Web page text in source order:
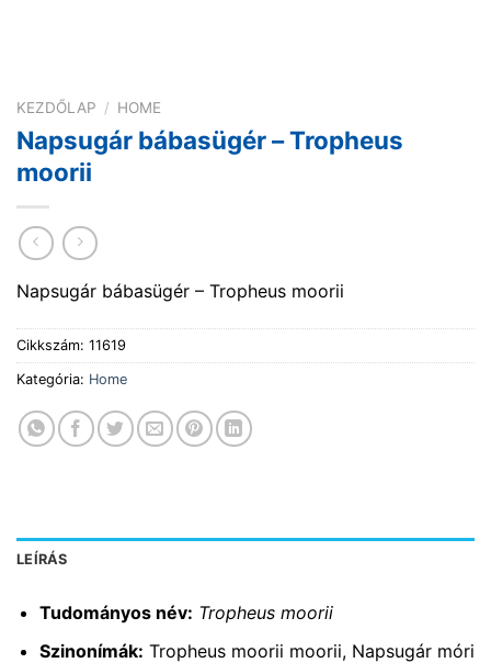
KEZDŐLAP / HOME
Napsugár bábasügér – Tropheus
moorii
Napsugár bábasügér – Tropheus moorii
Cikkszám: 11619
Kategória: Home
LEÍRÁS
Tudományos név: Tropheus moorii
Szinonímák: Tropheus moorii moorii, Napsugár móri